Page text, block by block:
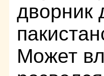
дворник
Может